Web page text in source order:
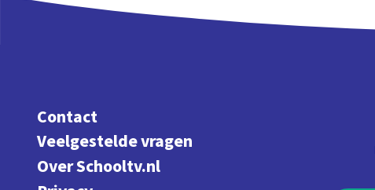
Contact
Veelgestelde vragen
Over Schooltv.nl